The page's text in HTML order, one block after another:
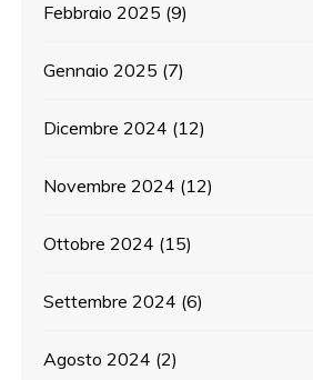
Febbraio 2025 (9)
Gennaio 2025 (7)
Dicembre 2024 (12)
Novembre 2024 (12)
Ottobre 2024 (15)
Settembre 2024 (6)
Agosto 2024 (2)